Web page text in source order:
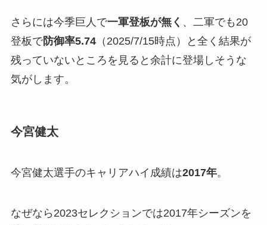
さらには今季巨人で一軍登板が無く 、二軍でも20
登板で防御率5.74（2025/7/15時点）と全く結果が
残っていないところを見ると余計に登場しそうな
気がします。
今宮健太
今宮健太選手のキャリアハイ成績は2017年。
なぜなら2023セレクションでは2017年シーズンを